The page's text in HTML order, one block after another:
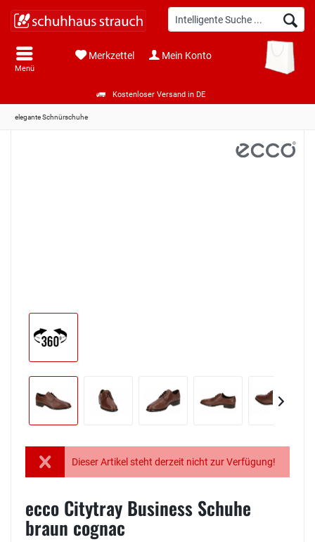
Kostenloser Versand in DE
Menü
Merkzettel Mein Konto
elegante Schnürschuhe
Dieser Artikel steht derzeit nicht zur Verfügung!
ecco Citytray Business Schuhe
braun cognac